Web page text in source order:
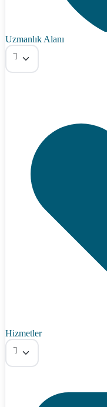
Uzmanlık Alanı
Tümü
Hizmetler
Tümü